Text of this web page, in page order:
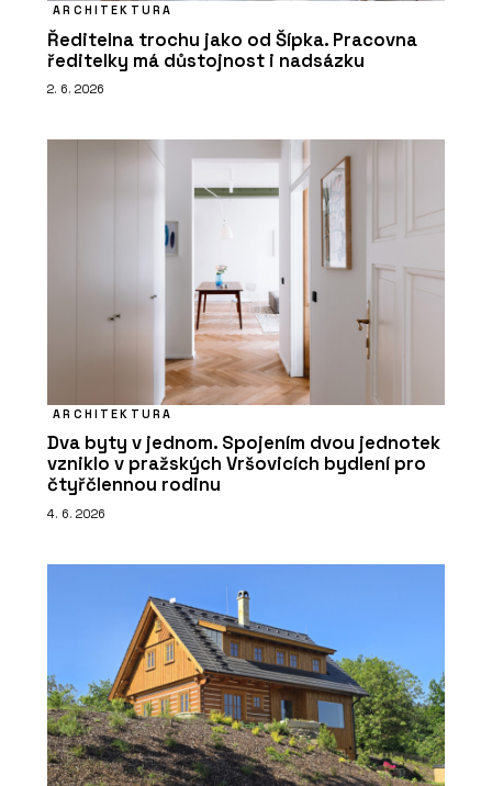
ARCHITEKTURA
Ředitelna trochu jako od Šípka. Pracovna
ředitelky má důstojnost i nadsázku
2. 6. 2026
ARCHITEKTURA
Dva byty v jednom. Spojením dvou jednotek
vzniklo v pražských Vršovicích bydlení pro
čtyřčlennou rodinu
4. 6. 2026